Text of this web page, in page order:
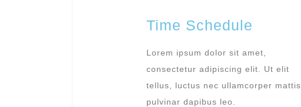
Time Schedule
Lorem ipsum dolor sit amet,
consectetur adipiscing elit. Ut elit
tellus, luctus nec ullamcorper mattis,
pulvinar dapibus leo.